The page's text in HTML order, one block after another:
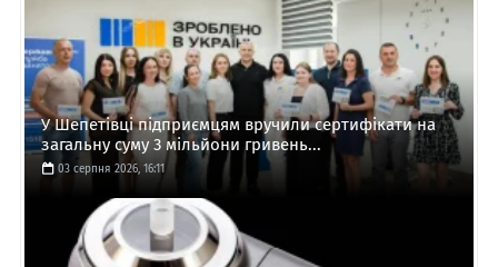
У Шепетівці підприємцям вручили сертифікати на
загальну суму 3 мільйони гривень...
03 серпня 2026, 16:11